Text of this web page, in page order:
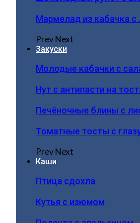
Мармелад из кабачка
PrevNext
Закуски
Молодые кабачки с
Нут с антипасти на
Печёночные блины с
Томатные тосты с
PrevNext
Каши
Птица сдохла
Кутья с изюмом